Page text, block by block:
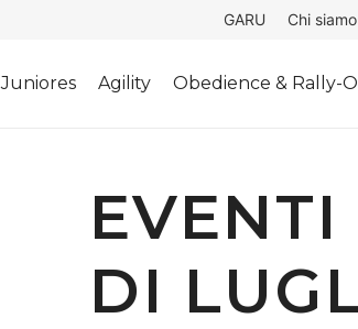
GARU Chi siamo
Juniores Agility Obedience & Rally-O
DI